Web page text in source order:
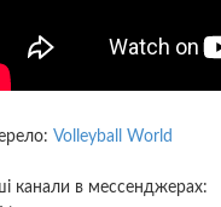
Volleyball World
канали в мессенджерах: